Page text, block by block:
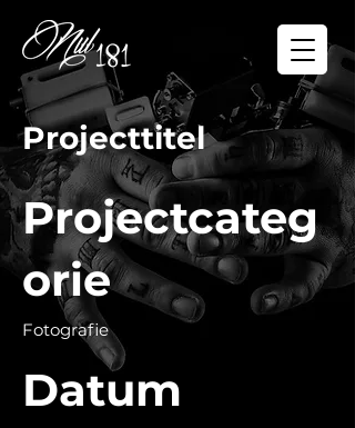
Projecttitel
Projectcateg
orie
Fotografie
Datum